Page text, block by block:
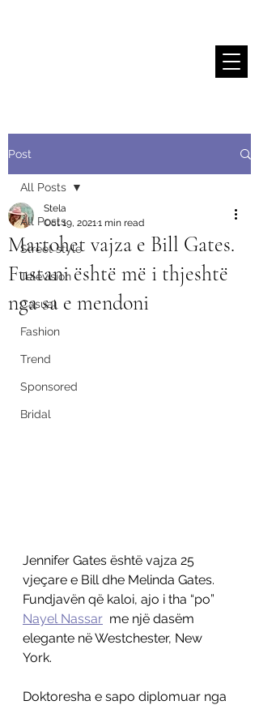
Post
All Posts
Street style
Television
Casual
Fashion
Trend
Sponsored
Bridal
All Posts
Martohet vajza e Bill Gates.
Fustani është më i thjeshtë
nga sa e mendoni
Stela
Oct 19, 20211 min read
Jennifer Gates është vajza 25
vjeçare e Bill dhe Melinda Gates.
Fundjavën që kaloi, ajo i tha “po”
Nayel Nassar
  me një dasëm
elegante në Westchester, New
York.
Doktoresha e sapo diplomuar nga